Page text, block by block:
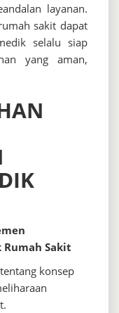
layanan.
sakit dapat
selalu siap
yang aman,
Sakit
konsep